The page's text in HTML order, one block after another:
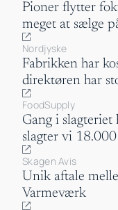
Pioner flytter
meget at sælge
Nordjyske
Fabrikken har
direktøren har
FoodSupply
Gang i
slagter vi
Skagen Avis
Unik aftale
Varmeværk